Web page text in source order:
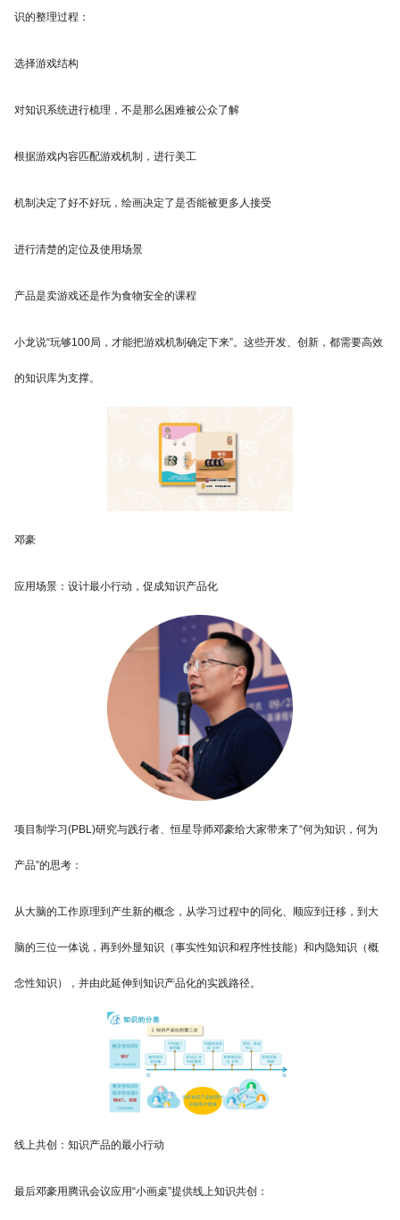
识的整理过程：
选择游戏结构
对知识系统进行梳理，不是那么困难被公众了解
根据游戏内容匹配游戏机制，进行美工
机制决定了好不好玩，绘画决定了是否能被更多人接受
进行清楚的定位及使用场景
产品是卖游戏还是作为食物安全的课程
小龙说“玩够100局，才能把游戏机制确定下来”。这些开发、创新，都需要高效
的知识库为支撑。
邓豪
应用场景：设计最小行动，促成知识产品化
项⽬制学习(PBL)研究与践行者、恒星导师邓豪给大家带来了“何为知识，何为
产品”的思考：
从大脑的工作原理到产生新的概念，从学习过程中的同化、顺应到迁移，到大
脑的三位一体说，再到外显知识（事实性知识和程序性技能）和内隐知识（概
念性知识），并由此延伸到知识产品化的实践路径。
线上共创：知识产品的最小行动
最后邓豪用腾讯会议应用“小画桌”提供线上知识共创：